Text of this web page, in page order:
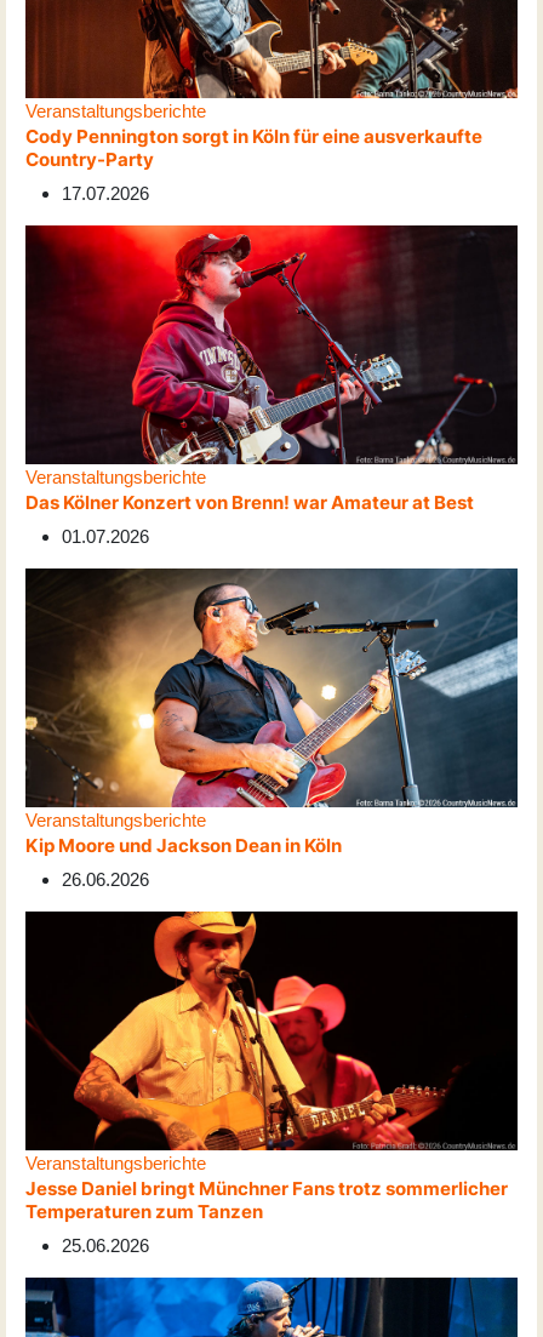
Veranstaltungsberichte
Cody Pennington sorgt in Köln für eine ausverkaufte
Country-Party
17.07.2026
Veranstaltungsberichte
Das Kölner Konzert von Brenn! war Amateur at Best
01.07.2026
Veranstaltungsberichte
Kip Moore und Jackson Dean in Köln
26.06.2026
Veranstaltungsberichte
Jesse Daniel bringt Münchner Fans trotz sommerlicher
Temperaturen zum Tanzen
25.06.2026